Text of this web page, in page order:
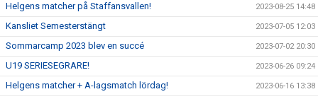
Helgens matcher på Staffansvallen! 2023-08-25 14:48
Kansliet Semesterstängt 2023-07-05 12:03
Sommarcamp 2023 blev en succé 2023-07-02 20:30
U19 SERIESEGRARE! 2023-06-26 09:24
Helgens matcher + A-lagsmatch lördag! 2023-06-16 13:38